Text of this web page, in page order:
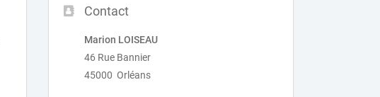
Contact
Marion LOISEAU
46 Rue Bannier
45000 Orléans